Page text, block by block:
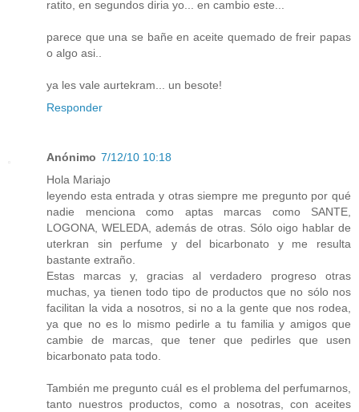
ratito, en segundos diria yo... en cambio este...
parece que una se bañe en aceite quemado de freir papas
o algo asi..
ya les vale aurtekram... un besote!
Responder
Anónimo 7/12/10 10:18
Hola Mariajo
leyendo esta entrada y otras siempre me pregunto por qué
nadie menciona como aptas marcas como SANTE,
LOGONA, WELEDA, además de otras. Sólo oigo hablar de
uterkran sin perfume y del bicarbonato y me resulta
bastante extraño.
Estas marcas y, gracias al verdadero progreso otras
muchas, ya tienen todo tipo de productos que no sólo nos
facilitan la vida a nosotros, si no a la gente que nos rodea,
ya que no es lo mismo pedirle a tu familia y amigos que
cambie de marcas, que tener que pedirles que usen
bicarbonato pata todo.
También me pregunto cuál es el problema del perfumarnos,
tanto nuestros productos, como a nosotras, con aceites